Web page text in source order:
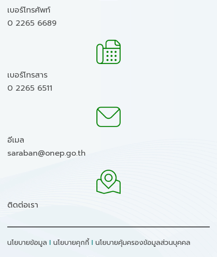
เบอร์โทรศัพท์
0 2265 6689
เบอร์โทรสาร
0 2265 6511
อีเมล
saraban@onep.go.th
ติดต่อเรา
นโยบายข้อมูล I นโยบายคุกกี้ I นโยบายคุ้มครองข้อมูลส่วนบุคคล